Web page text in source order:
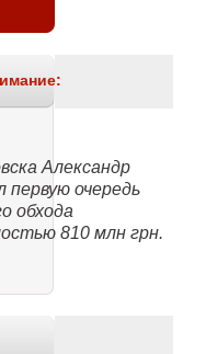
Александр
первую очередь
обхода
810 млн грн.